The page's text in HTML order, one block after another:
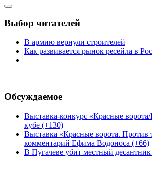
Выбор читателей
В армию вернули строителей
Как развивается рынок ресейла в
Обсуждаемое
Выставка-конкурс «Красные
кубе (+130)
Выставка «Красные ворота. Против
комментарий Ефима Водоноса (+66)
В Пугачеве убит местный